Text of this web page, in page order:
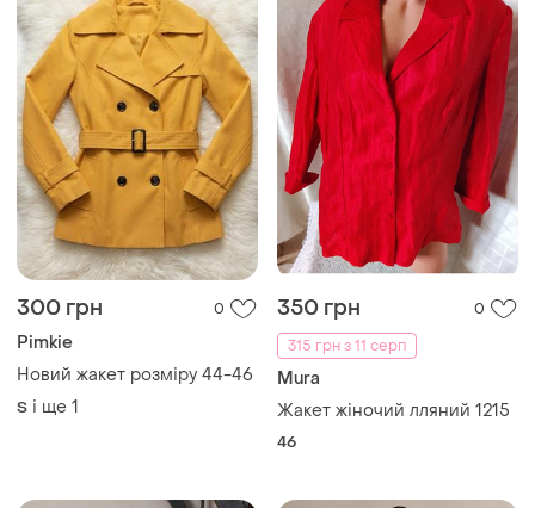
300 грн 0
Pimkie
Новий жакет розміру 44-46
S і ще 1
350 грн
0
315 грн з 11 серп
Mura
Жакет жіночий лляний 1215
46